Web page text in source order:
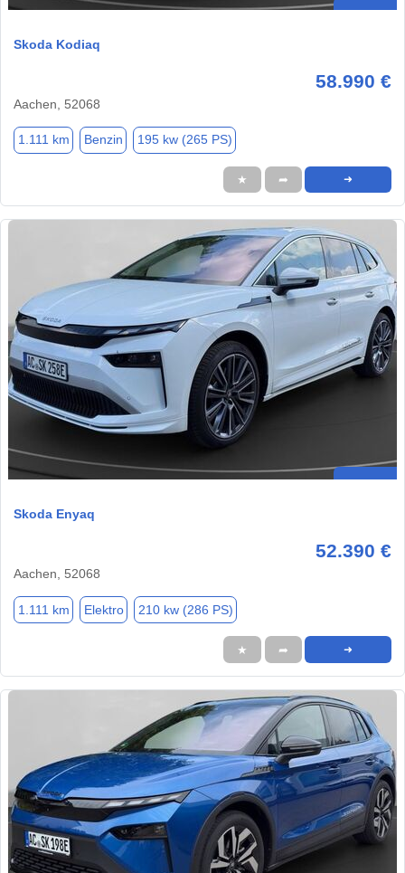
Skoda Kodiaq
58.990 €
Aachen, 52068
1.111 km Benzin 195 kw (265 PS)
★ ➦ ➜
Skoda Enyaq
52.390 €
Aachen, 52068
1.111 km Elektro 210 kw (286 PS)
★ ➦ ➜